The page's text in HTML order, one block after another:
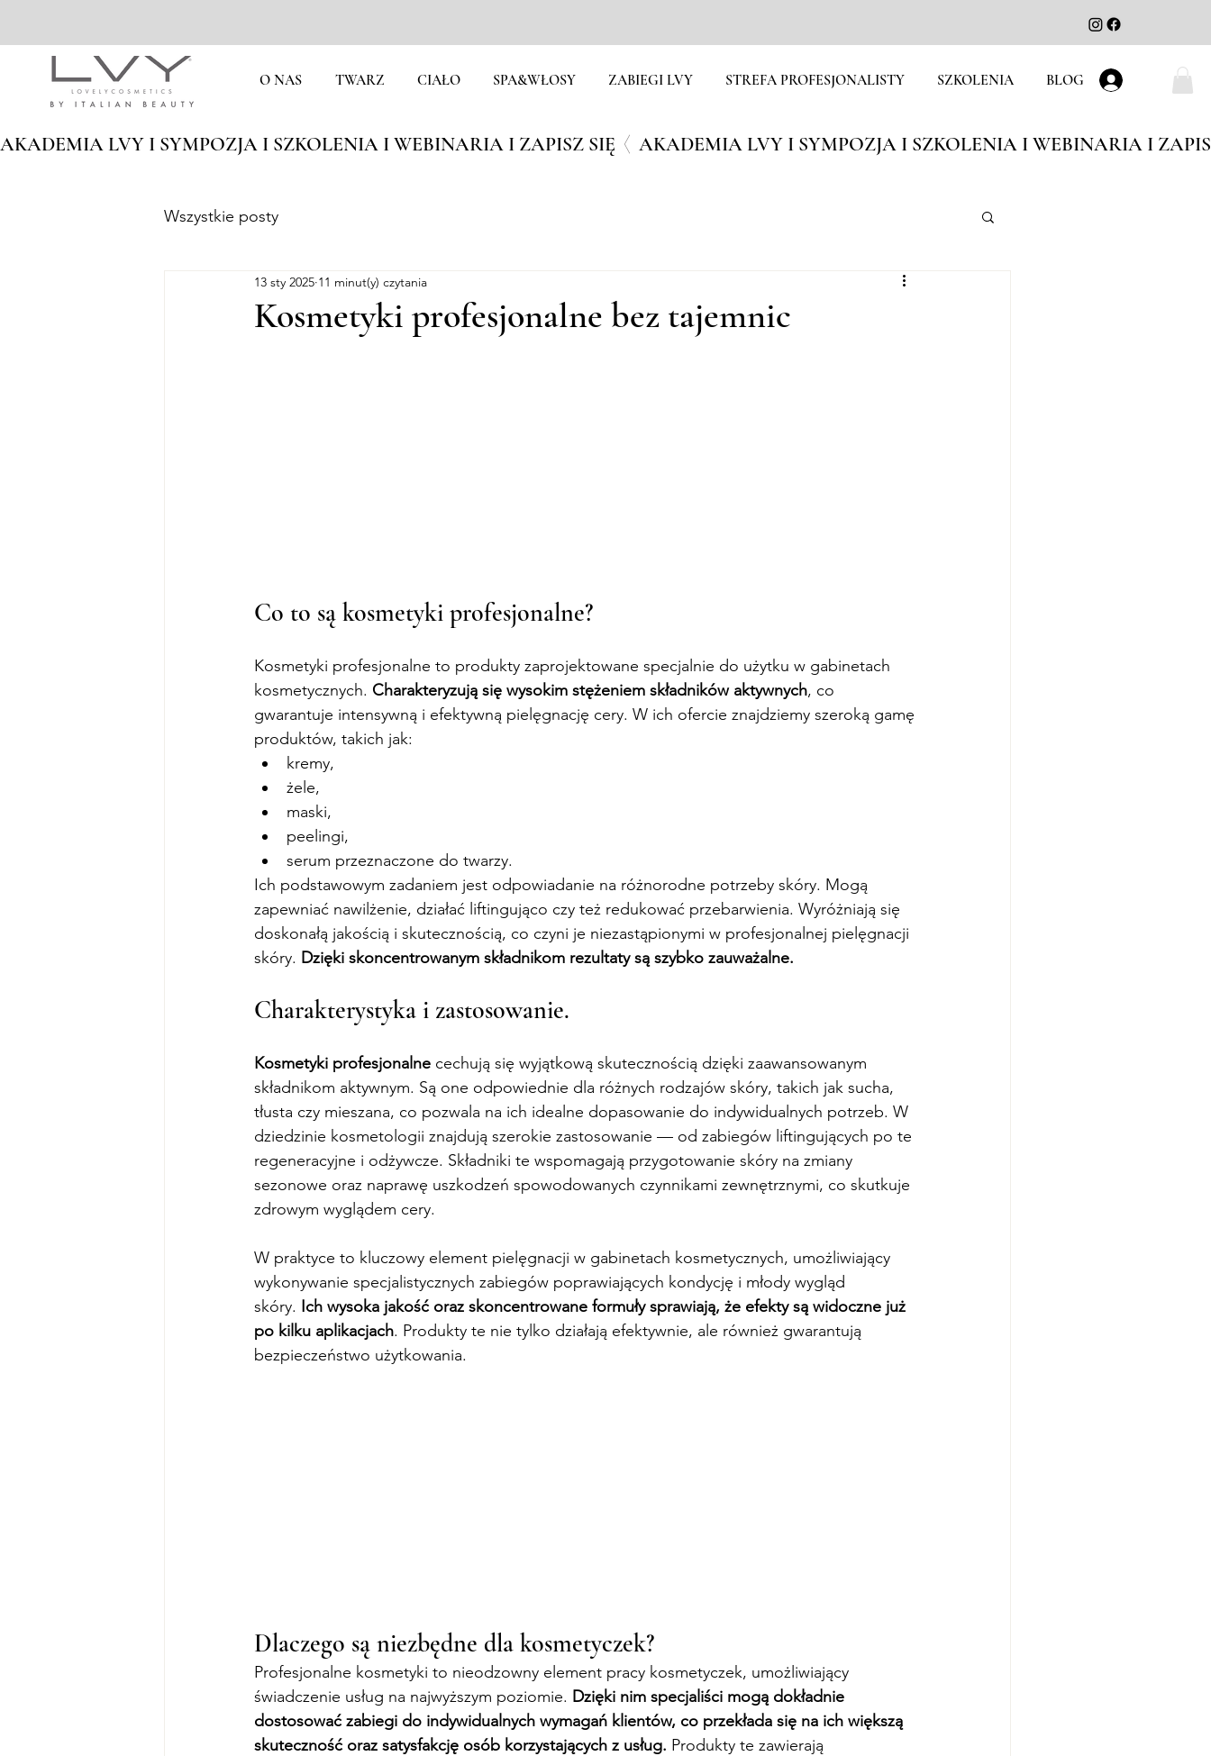
O NAS TWARZ CIAŁO SPA&WŁOSY ZABIEGI LVY STREFA PROFESJONALISTY SZKOLENIA BLOG Zaloguj się
AKADEMIA LVY I SYMPOZJA I SZKOLENIA I WEBINARIA I ZAPISZ SIĘ
Wszystkie posty
Kosmetyki profesjonalne bez tajemnic
13 sty 2025 11 minut(y) czytania
Co to są kosmetyki profesjonalne?
Kosmetyki profesjonalne to produkty zaprojektowane specjalnie do użytku w gabinetach
kosmetycznych. Charakteryzują się wysokim stężeniem składników aktywnych, co
gwarantuje intensywną i efektywną pielęgnację cery. W ich ofercie znajdziemy szeroką gamę
produktów, takich jak:
kremy,
żele,
maski,
peelingi,
serum przeznaczone do twarzy.
Ich podstawowym zadaniem jest odpowiadanie na różnorodne potrzeby skóry. Mogą
zapewniać nawilżenie, działać liftingująco czy też redukować przebarwienia. Wyróżniają się
doskonałą jakością i skutecznością, co czyni je niezastąpionymi w profesjonalnej pielęgnacji
skóry. Dzięki skoncentrowanym składnikom rezultaty są szybko zauważalne.
Charakterystyka i zastosowanie.
Kosmetyki profesjonalne cechują się wyjątkową skutecznością dzięki zaawansowanym
składnikom aktywnym. Są one odpowiednie dla różnych rodzajów skóry, takich jak sucha,
tłusta czy mieszana, co pozwala na ich idealne dopasowanie do indywidualnych potrzeb. W
dziedzinie kosmetologii znajdują szerokie zastosowanie — od zabiegów liftingujących po te
regeneracyjne i odżywcze. Składniki te wspomagają przygotowanie skóry na zmiany
sezonowe oraz naprawę uszkodzeń spowodowanych czynnikami zewnętrznymi, co skutkuje
zdrowym wyglądem cery.
W praktyce to kluczowy element pielęgnacji w gabinetach kosmetycznych, umożliwiający
wykonywanie specjalistycznych zabiegów poprawiających kondycję i młody wygląd
skóry. Ich wysoka jakość oraz skoncentrowane formuły sprawiają, że efekty są widoczne już
po kilku aplikacjach. Produkty te nie tylko działają efektywnie, ale również gwarantują
bezpieczeństwo użytkowania.
Dlaczego są niezbędne dla kosmetyczek?
Profesjonalne kosmetyki to nieodzowny element pracy kosmetyczek, umożliwiający
świadczenie usług na najwyższym poziomie. Dzięki nim specjaliści mogą dokładnie
dostosować zabiegi do indywidualnych wymagań klientów, co przekłada się na ich większą
skuteczność oraz satysfakcję osób korzystających z usług. Produkty te zawierają